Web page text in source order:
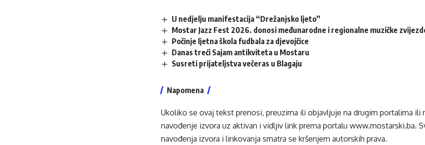
U nedjelju manifestacija “Drežanjsko ljeto”
Mostar Jazz Fest 2026. donosi međunarodne i regionalne muzičke
Počinje ljetna škola fudbala za djevojčice
Danas treći Sajam antikviteta u Mostaru
Susreti prijateljstva večeras u Blagaju
Napomena
Ukoliko se ovaj tekst prenosi, preuzima ili objavljuje na drugim portalima ili
navođenje izvora uz aktivan i vidljiv link prema portalu www.mostarski.ba.
navođenja izvora i linkovanja smatra se kršenjem autorskih prava.